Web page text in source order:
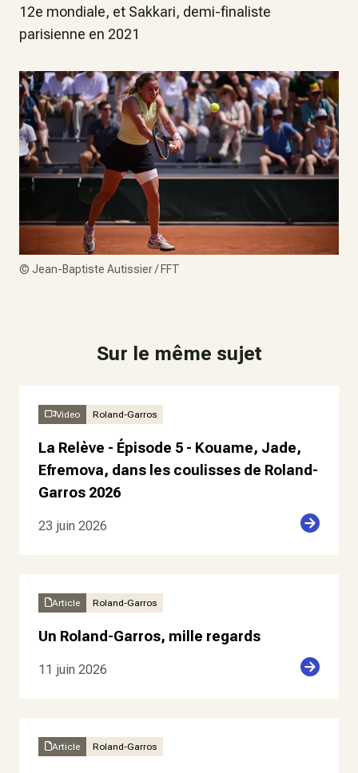
12e mondiale, et Sakkari, demi-finaliste
parisienne en 2021
© Jean-Baptiste Autissier / FFT
Sur le même sujet
Video Roland-Garros
La Relève - Épisode 5 - Kouame, Jade,
Efremova, dans les coulisses de Roland-
Garros 2026
23 juin 2026
Article Roland-Garros
Un Roland-Garros, mille regards
11 juin 2026
Article Roland-Garros